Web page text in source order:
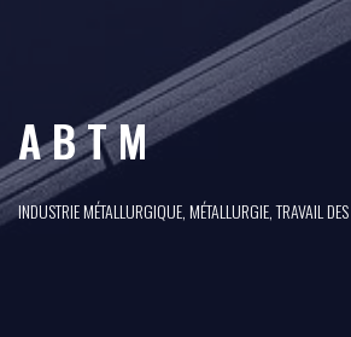
A B T M
INDUSTRIE MÉTALLURGIQUE, MÉTALLURGIE, TRAVAIL